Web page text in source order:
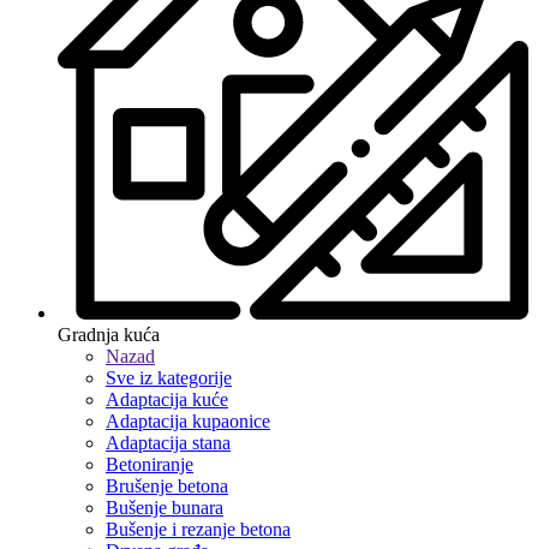
Gradnja kuća
Nazad
Sve iz kategorije
Adaptacija kuće
Adaptacija kupaonice
Adaptacija stana
Betoniranje
Brušenje betona
Bušenje bunara
Bušenje i rezanje betona